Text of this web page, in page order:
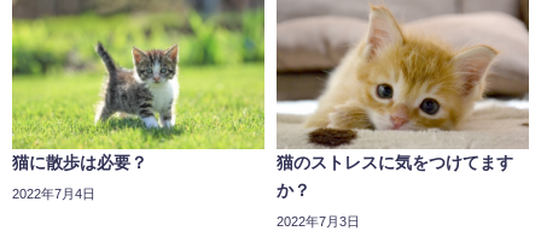
猫に散歩は必要？
2022年7月4日
猫のストレスに気をつけてます
か？
2022年7月3日